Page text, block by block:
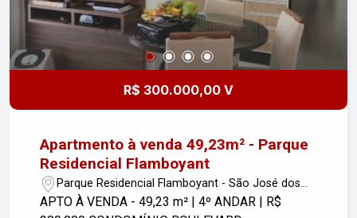
R$ 300.000,00 V
Apartmento à venda 49,23m² - Parque
Residencial Flamboyant
Parque Residencial Flamboyant - São José dos
Campos/SP
APTO À VENDA - 49,23 m² | 4º ANDAR | R$